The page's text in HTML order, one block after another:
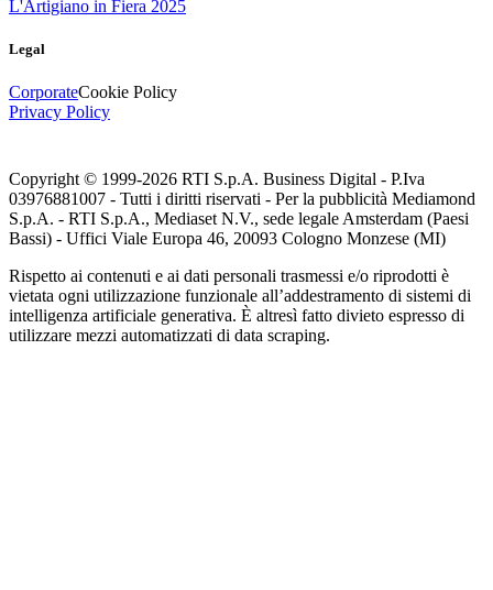
L'Artigiano in Fiera 2025
Legal
CorporateCookie Policy
Privacy Policy
Copyright © 1999-2026 RTI S.p.A. Business Digital - P.Iva
03976881007 - Tutti i diritti riservati - Per la pubblicità Mediamond
S.p.A. - RTI S.p.A., Mediaset N.V., sede legale Amsterdam (Paesi
Bassi) - Uffici Viale Europa 46, 20093 Cologno Monzese (MI)
Rispetto ai contenuti e ai dati personali trasmessi e/o riprodotti è
vietata ogni utilizzazione funzionale all’addestramento di sistemi di
intelligenza artificiale generativa. È altresì fatto divieto espresso di
utilizzare mezzi automatizzati di data scraping.